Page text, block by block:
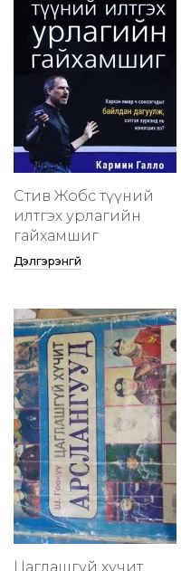
Стив Жобс түүний
илтгэх урлагийн
гайхамшиг
Дэлгэрэнгүй
Цаглашгүй хүчит